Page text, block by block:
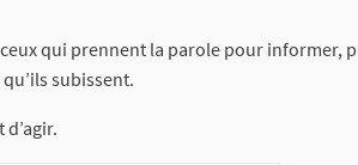
qui prennent la parole pour informer,
subissent.